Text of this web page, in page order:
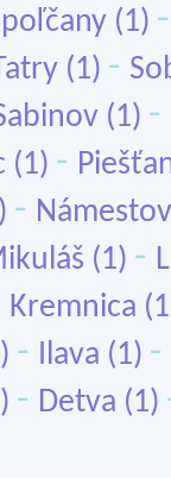
(1)
(1) -
(1) -
(1) -
-
(1) -
Kremnica
- Ilava (1) -
- Detva (1)